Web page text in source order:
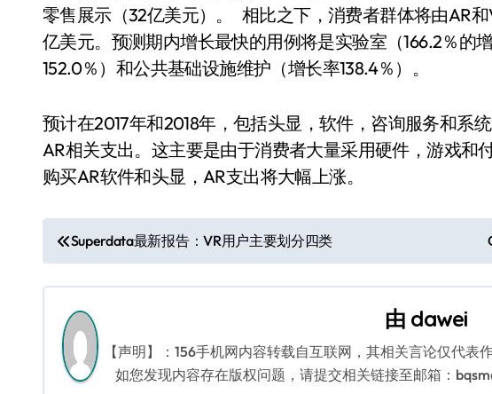
零售展示（32亿美元）。 相比之下，消费者群体将由AR
亿美元。预测期内增长最快的用例将是实验室（166.2％的
152.0％）和公共基础设施维护（增长率138.4％）。
预计在2017年和2018年，包括头显，软件，咨询服务和系
AR相关支出。这主要是由于消费者大量采用硬件，游戏和
购买AR软件和头显，AR支出将大幅上涨。
文
章
导
航
Superdata最新报告：VR用户主要划分四类
由 dawei
【声明】：156手机网内容转载自互联网，其相关言论仅代表
如您发现内容存在版权问题，请提交相关链接至邮箱：